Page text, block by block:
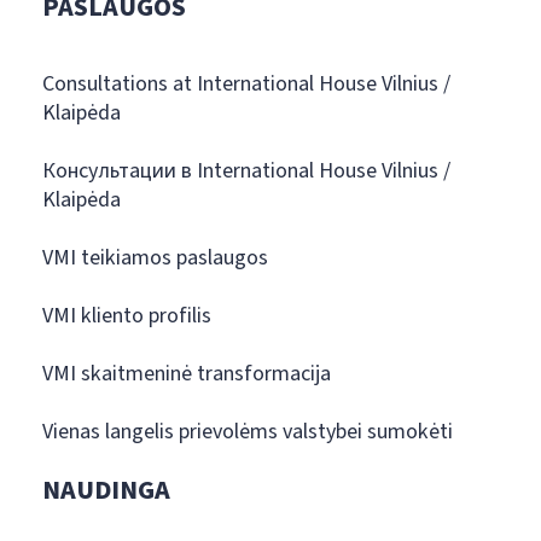
Consultations at International House Vilnius /
Klaipėda
Консультации в International House Vilnius /
Klaipėda
VMI teikiamos paslaugos
VMI kliento profilis
VMI skaitmeninė transformacija
Vienas langelis prievolėms valstybei sumokėti
NAUDINGA